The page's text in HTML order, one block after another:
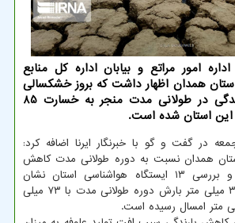
امور مراتع و بیابان اداره کل منابع
همدان اظهار داشت که بروز خشکسالی
ناشی از کاهش بارندگی در طولانی مدت منجر به خسارت 85
این استان شده است.
در گفت و گو با خبرنگار ایرنا اضافه کرد:
همدان نسبت به دوره طولانی مدت کاهش
شایان توجهی داشته و بررسی ۱۳ ایستگاه هواشناسی استان نشان
میدهد که میانگین ۳۳۲ میلی متر بارش دوره طولانی مدت با ۷۳ میلی